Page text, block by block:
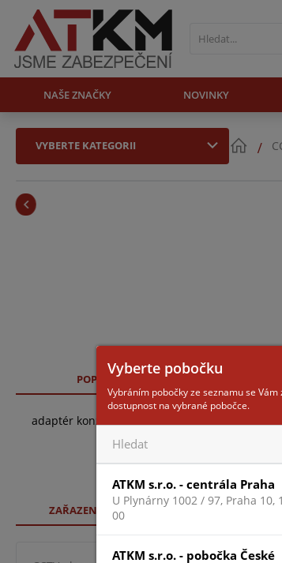
NAŠE ZNAČKY NOVINKY
VYBERTE KATEGORII
POPIS
adaptér konzoly na strop s montážní hlavicí
ZAŘAZENÍ ZBOŽÍ
Vyberte pobočku
Vybráním pobočky ze seznamu se Vám
dostupnost na vybrané pobočce.
ATKM s.r.o. - centrála Praha
U Plynárny 1002 / 97, Praha 10,
00
ATKM s.r.o. - pobočka České